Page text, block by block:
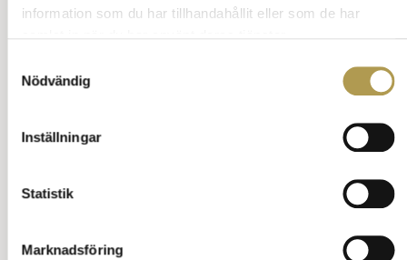
information som du har tillhandahållit eller som de har
Nödvändig
Inställningar
Statistik
Marknadsföring
Snabbkurs bröllopsgäst
Källor: Wingårdh – Så går det till, Herlitz –